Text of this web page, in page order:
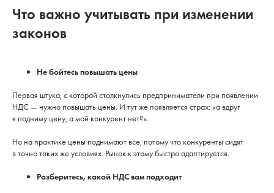
Что важно учитывать при изменении
законов
Не бойтесь повышать цены
Первая штука, с которой столкнулись предприниматели при появлении
НДС — нужно повышать цены. И тут же появляется страх: «а вдруг
я подниму цену, а мой конкурент нет?».
Но на практике цены поднимают все, потому что конкуренты сидят
в точно таких же условиях. Рынок к этому быстро адаптируется.
Разберитесь, какой НДС вам подходит